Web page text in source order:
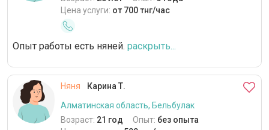
Цена услуги: от 700 тнг/час
Опыт работы есть няней. раскрыть...
Няня
Карина Т.
Алматинская область, Бельбулак
Возраст: 21 год Опыт: без опыта